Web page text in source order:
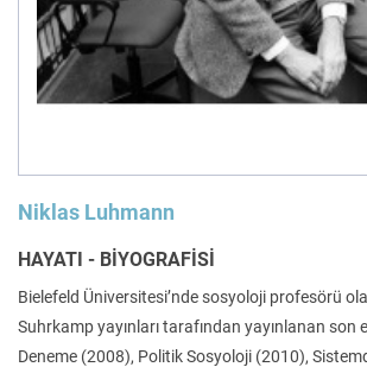
Felsefe
İnsan ve Toplum
Klasik
Niklas Luhmann
HAYATI - BİYOGRAFİSİ
Bielefeld Üniversitesi’nde sosyoloji profesörü
Suhrkamp yayınları tarafından yayınlanan son
Deneme (2008), Politik Sosyoloji (2010),